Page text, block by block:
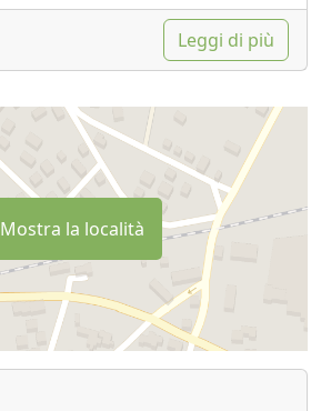
Leggi di più
Mostra la località